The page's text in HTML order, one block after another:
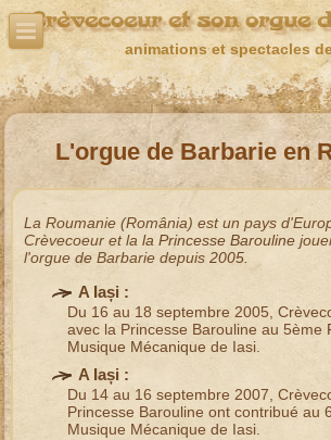
Crèvecoeur et son orgue
animations et spectacles
L'orgue de Barbarie en
La Roumanie(România) est un pays d'
Crèvecoeur et la la Princesse Barouline
l'orgue de Barbariedepuis 2005.
A Iași :
Du 16 au 18 septembre 2005,
avec la Princesse Barouline au 5ème
Musique Mécaniquede Iasi.
A Iași :
Du 14 au 16 septembre 2007,
Princesse Baroulineont contribué au
Musique Mécaniquede Iasi.